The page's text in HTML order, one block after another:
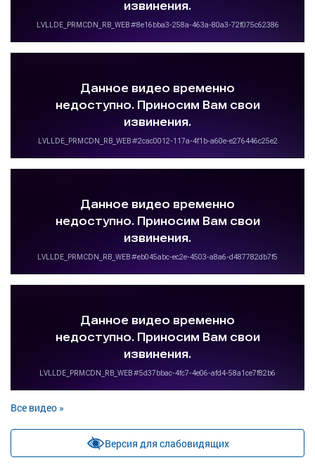
Все видео »
Версия для слабовидящих